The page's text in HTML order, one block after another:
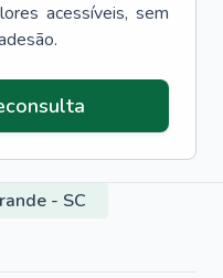
acessíveis, sem
- SC